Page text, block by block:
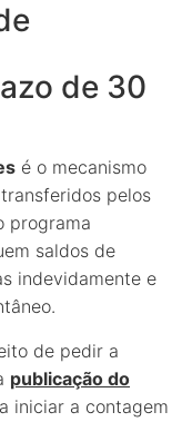
de 30
é o mecanismo
pelos
programa
saldos de
indevidamente e
de pedir a
publicação do
iniciar a contagem